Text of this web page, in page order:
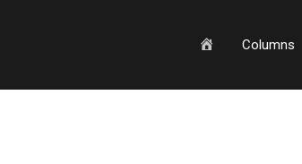
Columns